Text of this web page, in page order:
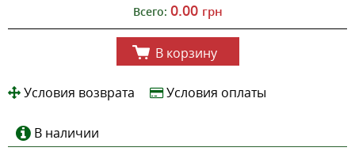
Всего: 0.00 грн
В корзину
Условия возврата Условия оплаты
В наличии